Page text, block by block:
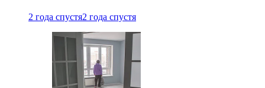
2 года спустя2 года спустя